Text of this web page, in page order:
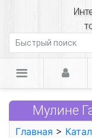
Мулине
Главная >